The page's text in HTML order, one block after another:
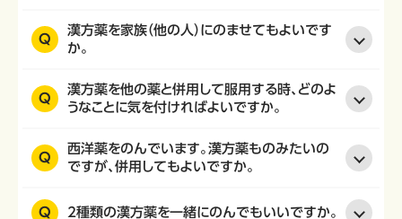
Q
漢方薬を家族（他の人）にのませてもよいです
か。
Q
漢方薬を他の薬と併用して服用する時、どのよ
うなことに気を付ければよいですか。
Q
西洋薬をのんでいます。漢方薬ものみたいの
ですが、併用してもよいですか。
Q 2種類の漢方薬を一緒にのんでもいいですか。